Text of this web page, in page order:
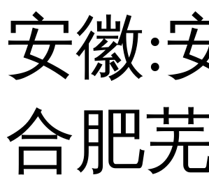
安徽:
合肥